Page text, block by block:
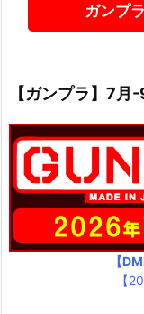
ガンプ
【ガンプラ】7月
【
【